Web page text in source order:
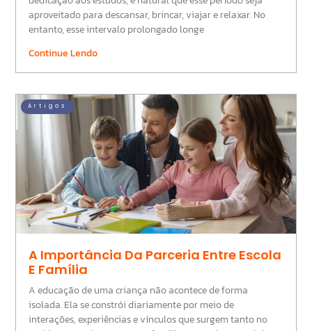
aproveitado para descansar, brincar, viajar e relaxar. No
entanto, esse intervalo prolongado longe
Continue Lendo
Artigos
A Importância Da Parceria Entre Escola
E Família
A educação de uma criança não acontece de forma
isolada. Ela se constrói diariamente por meio de
interações, experiências e vínculos que surgem tanto no